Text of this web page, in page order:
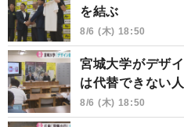
を結ぶ
8/6 (木) 18:50
宮城大学がデザ
は代替できない人
8/6 (木) 18:50